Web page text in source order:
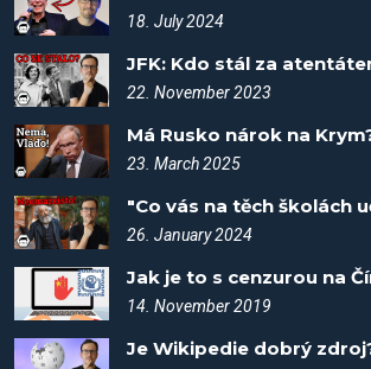
18. July 2024
22. November 2023
Má Rusko nárok na
23. March 2025
26. January 2024
14. November 2019
Je Wikipedie dobrý